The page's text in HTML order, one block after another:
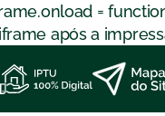
=
após a